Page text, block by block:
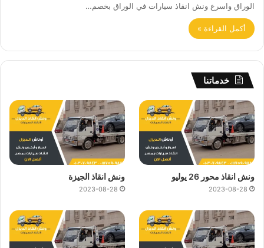
الوراق واسرع ونش انقاذ سيارات في الوراق بخصم…
أكمل القراءة »
خدماتنا
ونش انقاذ محور 26 يوليو
2023-08-28
ونش انقاذ الجيزة
2023-08-28